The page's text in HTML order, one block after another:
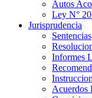
Autos
Ley N°
Jurisprudencia
Sentencias
Informes
Acuerdos